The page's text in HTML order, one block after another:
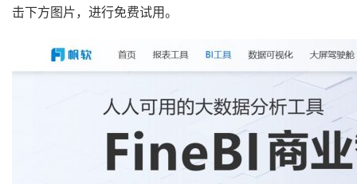
击下方图片，进行免费试用。